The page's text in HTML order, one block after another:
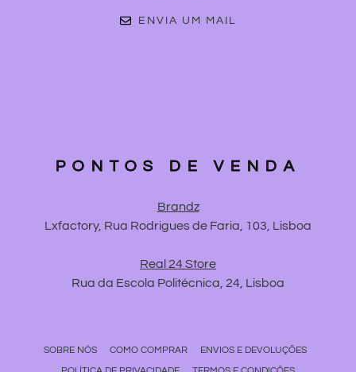
ENVIA UM MAIL
PONTOS DE VENDA
Brandz
Lxfactory, Rua Rodrigues de Faria, 103, Lisboa
Real 24 Store
Rua da Escola Politécnica, 24, Lisboa
SOBRE NÓS COMO COMPRAR
ENVIOS E DEVOLUÇÕES